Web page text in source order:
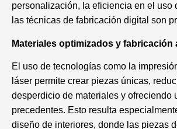
personalización, la eficiencia en el uso
las técnicas de fabricación digital son
Materiales optimizados y fabricación
El uso de tecnologías como la
láser permite crear piezas únicas,
desperdicio de materiales y ofreciendo
precedentes. Esto resulta
diseño de interiores, donde las piezas